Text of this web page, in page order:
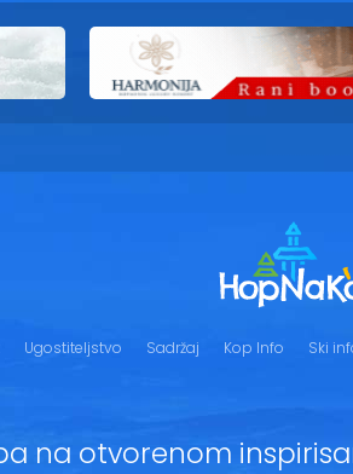
Ugostiteljstvo Sadržaj Kop Info Ski
na otvorenom